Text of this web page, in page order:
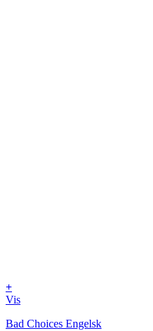
+
Vis
Bad Choices Engelsk